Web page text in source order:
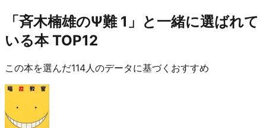
「斉木楠雄のΨ難 1」と一緒に選ばれて
いる本 TOP12
この本を選んだ114人のデータに基づくおすすめ